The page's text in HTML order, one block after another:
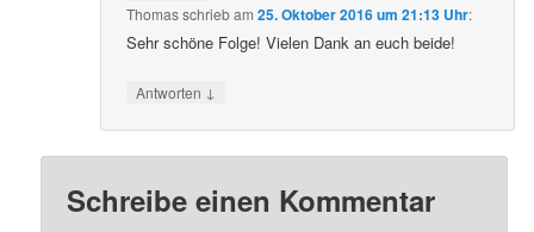
Thomasschriebam25. Oktober 2016 um 21:13 Uhr:
Sehr schöne Folge! Vielen Dank an euch beide!
Antworten ↓
Schreibe einen Kommentar